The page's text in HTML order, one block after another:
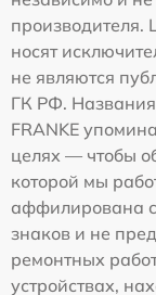
производителя.
носят
не являются
ГК РФ. Названия
FRANKE
целях — чтобы
которой мы
аффилирована
знаков и не
ремонтных
устройствах,